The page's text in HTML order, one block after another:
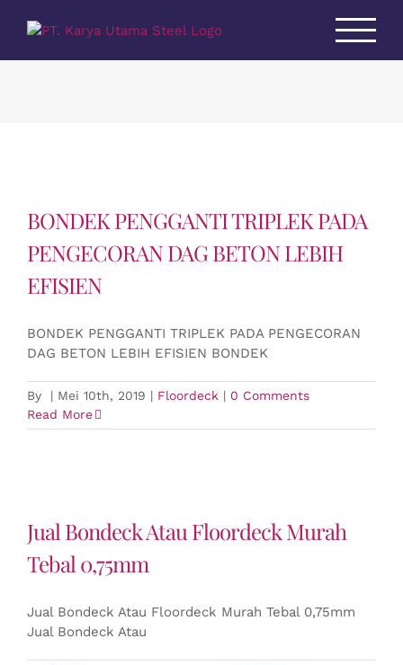
BONDEK PENGGANTI TRIPLEK PADA
PENGECORAN DAG BETON LEBIH
EFISIEN
BONDEK PENGGANTI TRIPLEK PADA PENGECORAN
DAG BETON LEBIH EFISIEN BONDEK
By | Mei 10th, 2019 | Floordeck | 0 Comments
Read More
Jual Bondeck Atau Floordeck Murah
Tebal 0,75mm
Jual Bondeck Atau Floordeck Murah Tebal 0,75mm
Jual Bondeck Atau